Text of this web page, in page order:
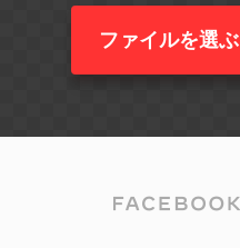
ファイルを選ぶ